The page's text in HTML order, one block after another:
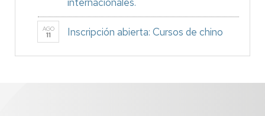
AGO
11 Inscripción abierta: Cursos de chino